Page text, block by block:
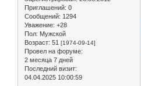
Приглашений: 0
Сообщений: 1294
Уважение: +28
Пол: Мужской
Возраст: 51 [1974-09-14]
Провел на форуме:
2 месяца 7 дней
Последний визит:
04.04.2025 10:00:59